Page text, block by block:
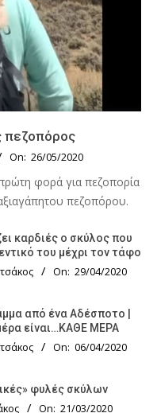
πεζοπόρος
On: 26/05/2020
φορά για πεζοπορία
πεζοπόρου.
καρδιές ο σκύλος που
του μέχρι τον τάφο
On: 29/04/2020
από ένα Αδέσποτο |
είναι…ΚΑΘΕ ΜΕΡΑ
On: 06/04/2020
φυλές σκύλων
On: 21/03/2020